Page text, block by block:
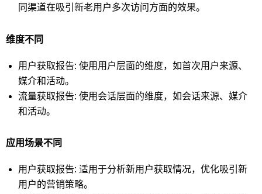
同渠道在吸引新老用户多次访问方面的效果。
维度不同
用户获取报告: 使用用户层面的维度，如首次用户来源、
媒介和活动。
流量获取报告: 使用会话层面的维度，如会话来源、媒介
和活动。
应用场景不同
用户获取报告: 适用于分析新用户获取情况，优化吸引新
用户的营销策略。